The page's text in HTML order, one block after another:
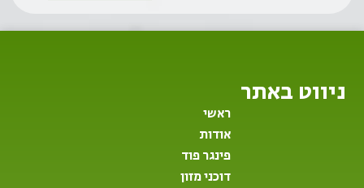
ניווט באתר
ראשי
אודות
פינגר פוד
דוכני מזון